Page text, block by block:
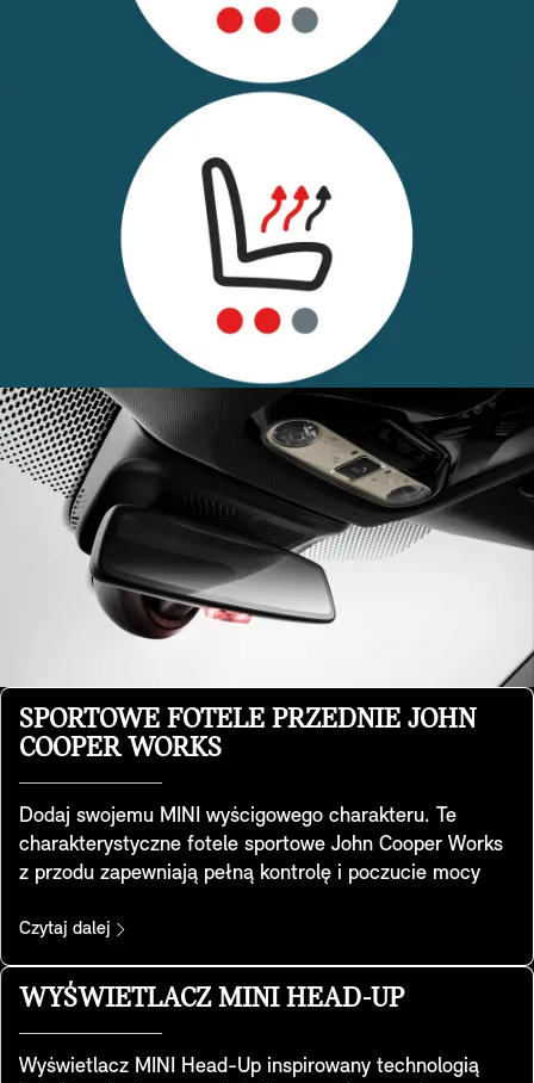
SPORTOWE FOTELE PRZEDNIE JOHN
COOPER WORKS
Dodaj swojemu MINI wyścigowego charakteru. Te
charakterystyczne fotele sportowe John Cooper Works
z przodu zapewniają pełną kontrolę i poczucie mocy
geometrię foteli sportowych, mają zintegrowane
zagłówki i oferują dodatkowe podparcie ramion podczas
pokonywania zakrętów w legendarnym stylu MINI. Są
Czytaj dalej
WYŚWIETLACZ MINI HEAD-UP
Wyświetlacz MINI Head-Up inspirowany technologią